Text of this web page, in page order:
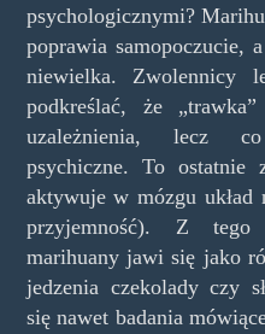
psychologicznymi?
poprawia samopoczucie,
niewielka. Zwolennicy
podkreślać, że
uzależnienia, lecz
psychiczne. To ostatnie
aktywuje w mózgu układ
przyjemność). Z
marihuany jawi się jako
jedzenia czekolady czy
się nawet badania